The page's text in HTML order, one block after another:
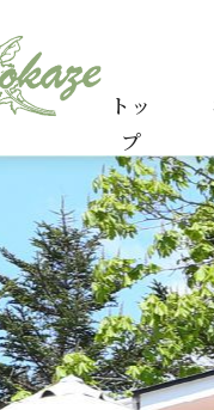
の菜園 | スタッフか
トッ
プ